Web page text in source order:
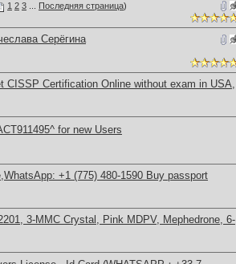
1 2 3 Последняя страница)
Серёгина
CISSP Certification Online without exam in USA,
for new Users
+1 (775) 480-1590 Buy passport
3-MMC Crystal, Pink MDPV, Mephedrone, 6-